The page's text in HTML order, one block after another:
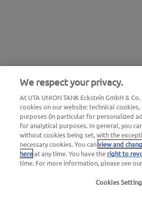
We respect your privacy.
At UTA UNION TANK Eckstein GmbH &
cookies on our website: technical
purposes (in particular for personalized
for analytical purposes. In general, you
without cookies being set, with the
necessary cookies. You canview and
hereat any time. You have the right to
time. For more information, please see our
Cookies